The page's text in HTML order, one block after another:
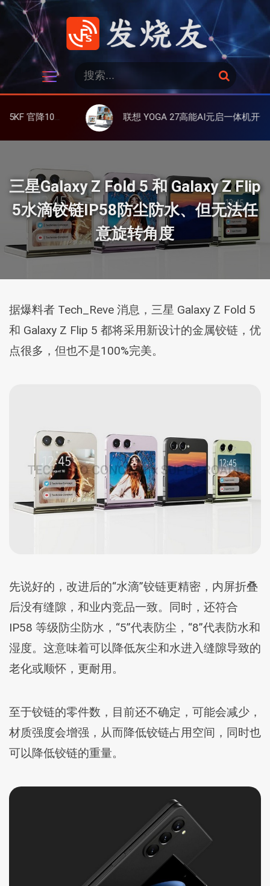
跳
发烧友
：
搜
索
5 差不多了 联想 YOGA 27高能AI元启一体机开售，27英寸2.5K 高刷屏、酷睿Ultra 9 285H/可选RTX 4050 独显
三星Galaxy Z Fold 5 和 Galaxy Z Flip
5水滴铰链IP58防尘防水、但无法任
意旋转角度
据爆料者 Tech_Reve 消息，三星 Galaxy Z Fold 5
和 Galaxy Z Flip 5 都将采用新设计的金属铰链，优
点很多，但也不是100%完美。
先说好的，改进后的“水滴”铰链更精密，内屏折叠
后没有缝隙，和业内竞品一致。同时，还符合
IP58 等级防尘防水，“5”代表防尘，“8”代表防水和
湿度。这意味着可以降低灰尘和水进入缝隙导致的
老化或顺怀，更耐用。
至于铰链的零件数，目前还不确定，可能会减少，
材质强度会增强，从而降低铰链占用空间，同时也
可以降低铰链的重量。